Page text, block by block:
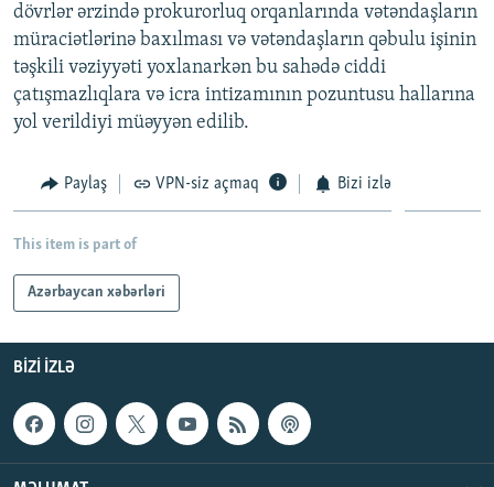
İNFOQRAFIKA
KARIKATURA
AZƏRBAYCAN ƏDƏBIYYATI KITABXANASI
İSLAM VƏ DEMOKRATIYA
İZ - MƏDƏNIYYƏT PROQRAMI
MISSIYAMIZ
PEŞƏ ETIKASI VƏ JURNALISTIKA STANDARTLARIMIZ
MATERIALLARIMIZDAN ISTIFADƏ
AZADLIQRADIOSU MOBIL TELEFONUNUZDA
BIZIMLƏ ƏLAQƏ
XƏBƏR BÜLLETENLƏRIMIZ
BIZI IZLƏ
RFE/RL-in bütün saytları
dövrlər ərzində prokurorluq orqanlarında vətəndaşların
müraciətlərinə baxılması və vətəndaşların qəbulu işinin
təşkili vəziyyəti yoxlanarkən bu sahədə ciddi
çatışmazlıqlara və icra intizamının pozuntusu hallarına
yol verildiyi müəyyən edilib.
Paylaş VPN-siz açmaq Bizi izlə
This item is part of
Azərbaycan xəbərləri
BIZI IZLƏ